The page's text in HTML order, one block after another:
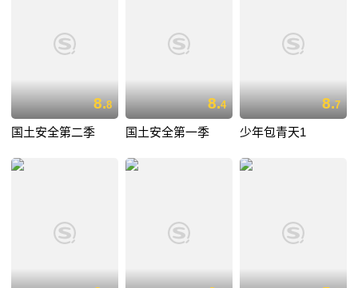
8.8
国土安全第二季
8.4
国土安全第一季
8.7
少年包青天1